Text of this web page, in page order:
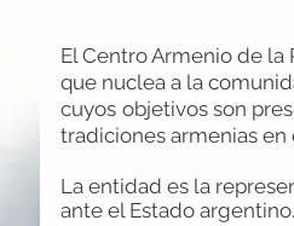
El Centro Armenio de
que nuclea a la
cuyos objetivos son
tradiciones armenias en
La entidad es la
ante el Estado argentino.